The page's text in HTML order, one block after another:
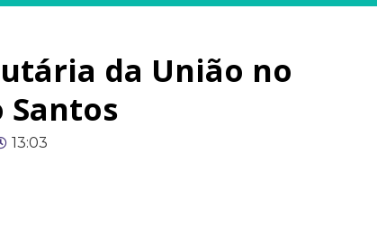
da União no
Santos
13:03